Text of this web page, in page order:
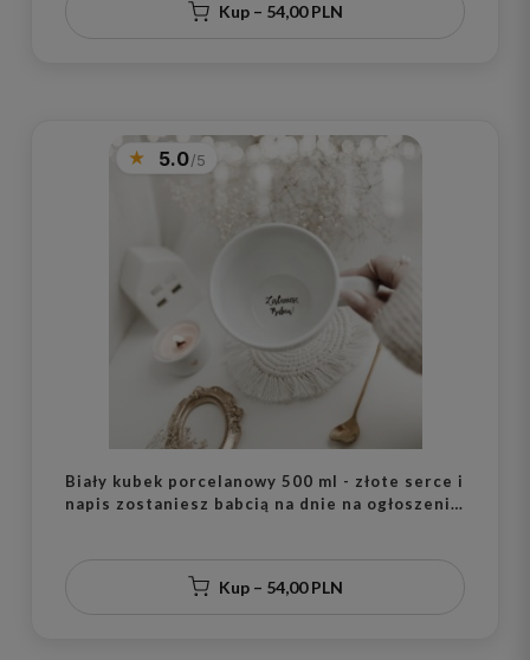
Kup – 54,00 PLN
5.0
Biały kubek porcelanowy 500 ml - złote serce i
napis zostaniesz babcią na dnie na ogłoszenie
Kup – 54,00 PLN